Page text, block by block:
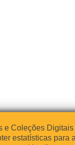
e Coleções
estatísticas para